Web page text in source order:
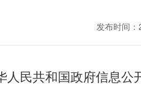
发布时间
人民共和国政府信息公